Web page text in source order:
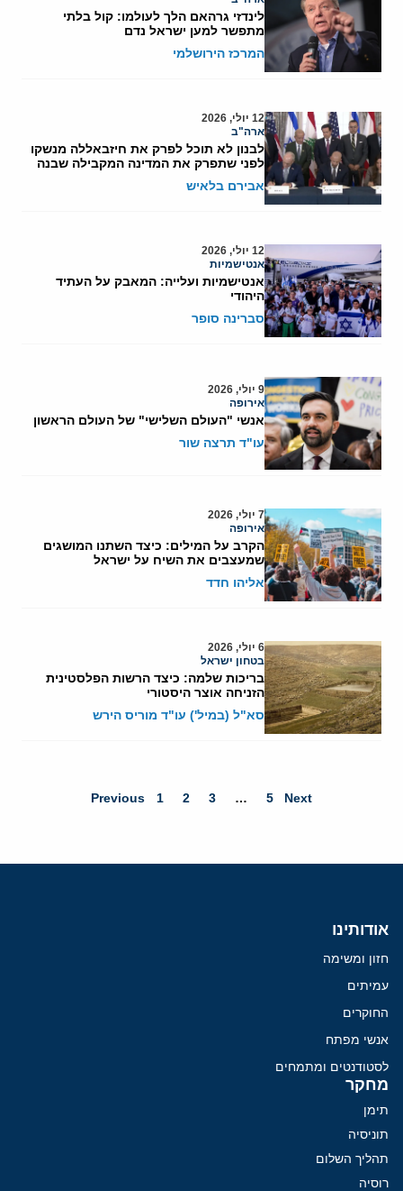
לינדזי גרהאם הלך לעולמו: קול בלתי
מתפשר למען ישראל נדם
המרכז הירושלמי
12 יולי, 2026
ארה"ב
לבנון לא תוכל לפרק את חיזבאללה מנשקו
לפני שתפרק את המדינה המקבילה שבנה
אבירם בלאיש
12 יולי, 2026
אנטישמיות
אנטישמיות ועלייה: המאבק על העתיד
היהודי
סברינה סופר
9 יולי, 2026
אירופה
אנשי "העולם השלישי" של העולם הראשון
עו"ד תרצה שור
7 יולי, 2026
אירופה
הקרב על המילים: כיצד השתנו המושגים
שמעצבים את השיח על ישראל
אליהו חדד
6 יולי, 2026
בטחון ישראל
בריכות שלמה: כיצד הרשות הפלסטינית
הזניחה אוצר היסטורי
סא"ל (במיל') עו"ד מוריס הירש
Previous 1 2 3 … 5 Next
אודותינו
חזון ומשימה
עמיתים
החוקרים
אנשי מפתח
לסטודנטים ומתמחים
מחקר
תימן
תוניסיה
תהליך השלום
רוסיה